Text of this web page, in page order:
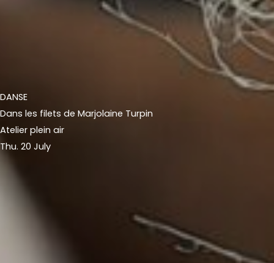
DANSE
Dans les filets de Marjolaine Turpin
Atelier plein air
Thu. 20 July